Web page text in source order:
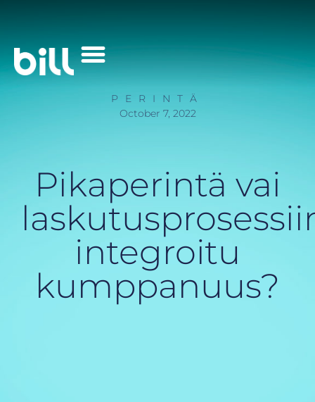
PERINTÄ
October 7, 2022
Pikaperintä vai
integroitu
kumppanuus?